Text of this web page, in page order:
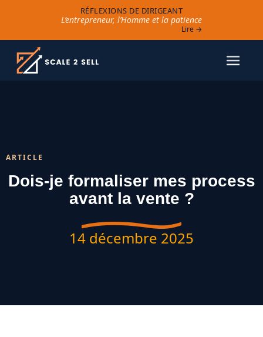
RÉFLEXIONS DE DIRIGEANT
L’entrepreneur, l’Homme et la patience
Lire →
ARTICLE
Dois-je formaliser mes process
avant la vente ?
14 décembre 2025